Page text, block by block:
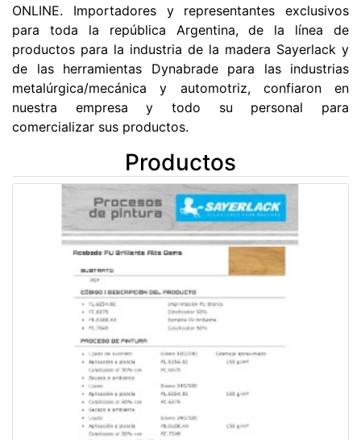
ONLINE. Importadores y representantes exclusivos
para toda la república Argentina, de la línea de
productos para la industria de la madera Sayerlack y
de las herramientas Dynabrade para las industrias
metalúrgica/mecánica y automotriz, confiaron en
nuestra empresa y todo su personal para
comercializar sus productos.
Productos